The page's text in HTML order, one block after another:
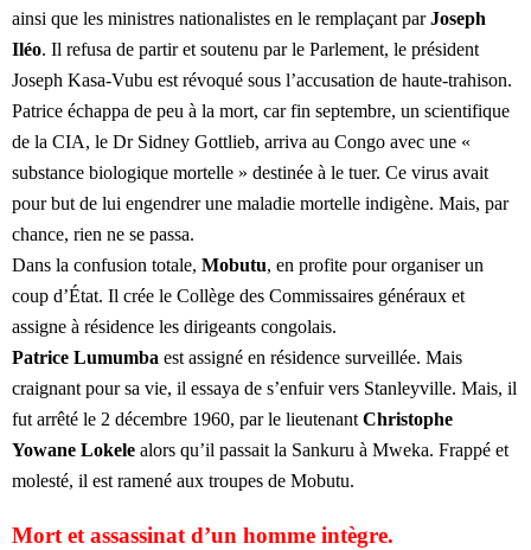
ainsi que les ministres nationalistes en le remplaçant parJoseph
Iléo. Il refusa de partir et soutenu par le Parlement, le président
Joseph Kasa-Vubu est révoqué sous l’accusation de haute-trahison.
Patrice échappa de peu à la mort, car fin septembre, un scientifique
de la CIA, le Dr Sidney Gottlieb, arriva au Congo avec une «
substance biologique mortelle » destinée à le tuer. Ce virus avait
pour but de lui engendrer une maladie mortelle indigène. Mais, par
chance, rien ne se passa.
Dans la confusion totale, Mobutu, en profite pour organiser un
coup d’État. Il crée le Collège des Commissaires généraux et
assigne à résidence les dirigeants congolais.
Patrice Lumumba est assigné en résidence surveillée. Mais
craignant pour sa vie, il essaya de s’enfuir vers Stanleyville. Mais, il
fut arrêté le 2 décembre 1960, par le lieutenant Christophe
Yowane Lokele alors qu’il passait la Sankuru à Mweka. Frappé et
molesté, il est ramené aux troupes de Mobutu.
Mort et assassinat d’un homme intègre.